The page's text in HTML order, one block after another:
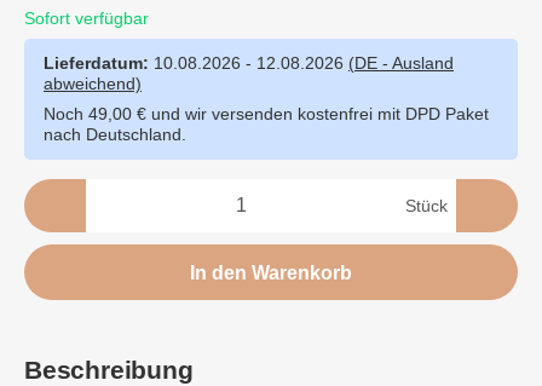
Sofort verfügbar
Lieferdatum: 10.08.2026 - 12.08.2026 (DE - Ausland
abweichend)
Noch 49,00 € und wir versenden kostenfrei mit DPD Paket
nach Deutschland.
Stück
In den Warenkorb
Beschreibung